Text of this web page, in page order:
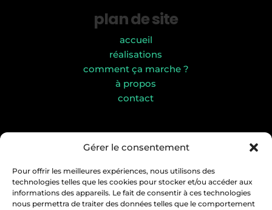
Gérer le consentement
Pour offrir les meilleures expériences, nous utilisons des
technologies telles que les cookies pour stocker et/ou accéder aux
informations des appareils. Le fait de consentir à ces technologies
nous permettra de traiter des données telles que le comportement
plan de site
accueil
réalisations
comment ça marche ?
à propos
contact
appelez-nous…
07 71 86 01 48
marie.so.graphic@gmail.com